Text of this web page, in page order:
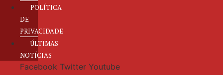
POLÍTICA
DE
PRIVACIDADE
ÚLTIMAS
NOTÍCIAS
Facebook Twitter Youtube